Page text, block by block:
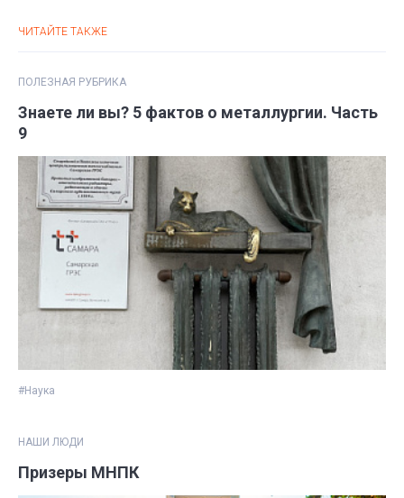
ЧИТАЙТЕ ТАКЖЕ
ПОЛЕЗНАЯ РУБРИКА
Знаете ли вы? 5 фактов о металлургии. Часть
9
#Наука
НАШИ ЛЮДИ
Призеры МНПК